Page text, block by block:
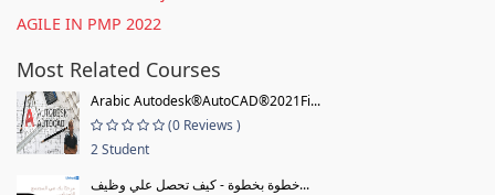
AGILE IN PMP 2022
Most Related Courses
Arabic Autodesk®AutoCAD®2021Fi...
(0 Reviews )
2 Student
خطوة بخطوة - كيف تحصل علي وظيف...